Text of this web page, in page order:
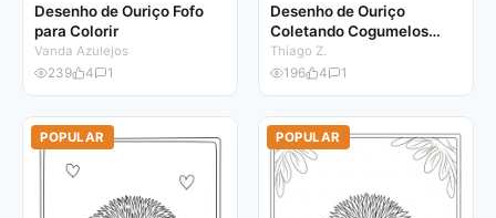
Desenho de Ouriço Fofo
para Colorir
Vanda Azulejos
239
4 1
Desenho de Ouriço
Coletando Cogumelos
para Colorir
Thiago Z.
196
4 1
POPULAR POPULAR